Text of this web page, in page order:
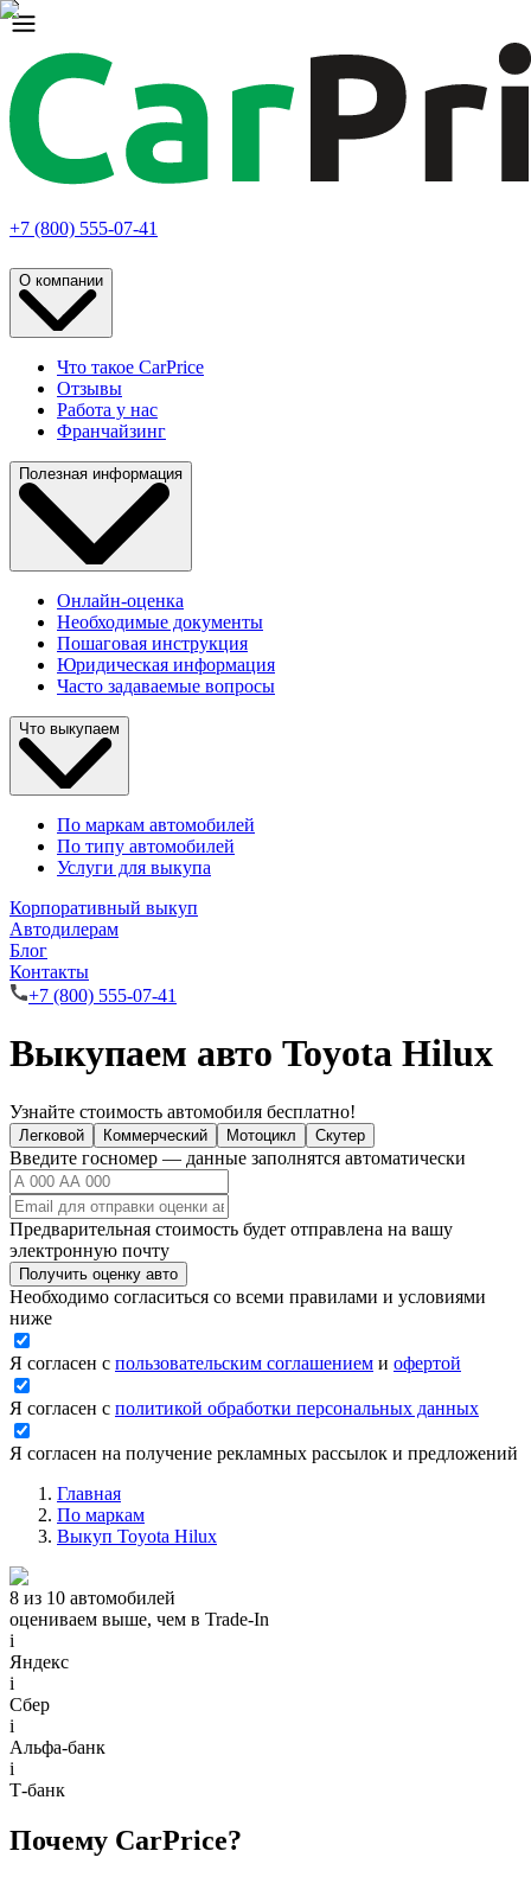
+7 (800) 555-07-41
О компании
Что такое CarPrice
Отзывы
Работа у нас
Франчайзинг
Полезная информация
Онлайн-оценка
Необходимые документы
Пошаговая инструкция
Юридическая информация
Часто задаваемые вопросы
Что выкупаем
По маркам автомобилей
По типу автомобилей
Услуги для выкупа
Корпоративный выкуп
Автодилерам
Блог
Контакты
+7 (800) 555-07-41
Выкупаем авто Toyota Hilux
Узнайте стоимость автомобиля бесплатно!
Легковой Коммерческий Мотоцикл Скутер
Введите госномер — данные заполнятся автоматически
Предварительная стоимость будет отправлена на вашу
электронную почту
Получить оценку авто
Необходимо согласиться со всеми правилами и условиями
ниже
Я согласен с пользовательским соглашением и офертой
Я согласен с политикой обработки персональных данных
Я согласен на получение рекламных рассылок и предложений
Главная
По маркам
Выкуп Toyota Hilux
8 из 10 автомобилей
оцениваем выше, чем в Trade‑In
i
Яндекс
i
Сбер
i
Альфа-банк
i
Т-банк
Почему CarPrice?